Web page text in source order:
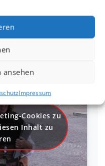
ansehen
Impressum
Cookies zu
Inhalt zu